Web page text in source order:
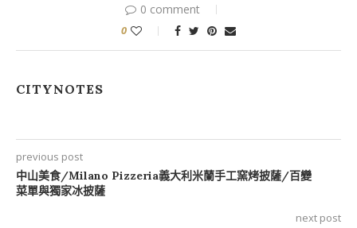
0 comment
0
CITYNOTES
previous post
中山美食/Milano Pizzeria義大利米蘭手工窯烤披薩/百變
菜單與獨家冰披薩
next post